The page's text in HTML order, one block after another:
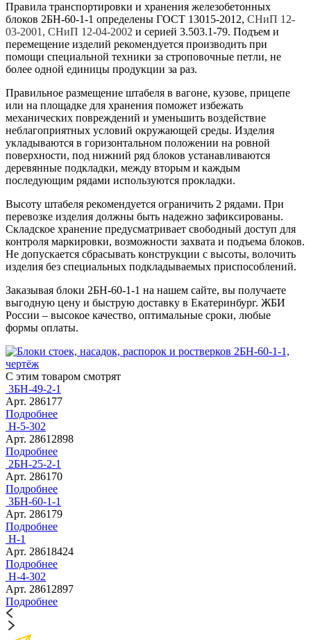
Правила транспортировки и хранения железобетонных
блоков 2БН-60-1-1 определены ГОСТ 13015-2012, СНиП 12-
03-2001, СНиП 12-04-2002 и серией 3.503.1-79. Подъем и
перемещение изделий рекомендуется производить при
помощи специальной техники за строповочные петли, не
более одной единицы продукции за раз.
Правильное размещение штабеля в вагоне, кузове, прицепе
или на площадке для хранения поможет избежать
механических повреждений и уменьшить воздействие
неблагоприятных условий окружающей среды. Изделия
укладываются в горизонтальном положении на ровной
поверхности, под нижний ряд блоков устанавливаются
деревянные подкладки, между вторым и каждым
последующим рядами используются прокладки.
Высоту штабеля рекомендуется ограничить 2 рядами. При
перевозке изделия должны быть надежно зафиксированы.
Складское хранение предусматривает свободный доступ для
контроля маркировки, возможности захвата и подъема блоков.
Не допускается сбрасывать конструкции с высоты, волочить
изделия без специальных подкладываемых приспособлений.
Заказывая блоки 2БН-60-1-1 на нашем сайте, вы получаете
выгодную цену и быструю доставку в Екатеринбург. ЖБИ
России – высокое качество, оптимальные сроки, любые
формы оплаты.
С этим товаром смотрят
3БН-49-2-1
Арт. 286177
Подробнее
Н-5-302
Арт. 28612898
Подробнее
2БН-25-2-1
Арт. 286170
Подробнее
3БН-60-1-1
Арт. 286179
Подробнее
Н-1
Арт. 28618424
Подробнее
Н-4-302
Арт. 28612897
Подробнее